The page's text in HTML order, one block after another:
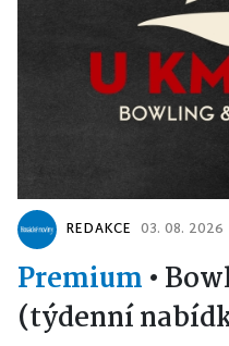
REDAKCE 03. 08. 2026
Premium •
(týdenní